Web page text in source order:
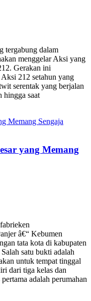
tergabung dalam
menggelar Aksi yang
Gerakan ini
212 setahun yang
serentak yang berjalan
hingga saat
yang Memang
â€“ Kebumen
tata kota di kabupaten
satu bukti adalah
untuk tempat tinggal
dari tiga kelas dan
adalah perumahan